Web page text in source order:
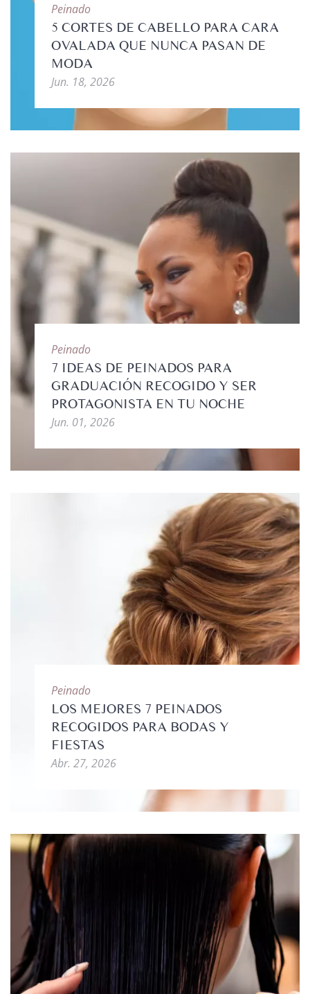
Peinado
5 CORTES DE CABELLO PARA CARA
OVALADA QUE NUNCA PASAN DE
MODA
Jun. 18, 2026
Peinado
7 IDEAS DE PEINADOS PARA
GRADUACIÓN RECOGIDO Y SER
PROTAGONISTA EN TU NOCHE
Jun. 01, 2026
Peinado
LOS MEJORES 7 PEINADOS
RECOGIDOS PARA BODAS Y
FIESTAS
Abr. 27, 2026